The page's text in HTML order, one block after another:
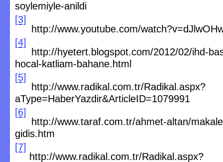
soylemiyle-anildi
[3]
http://www.youtube.com/
[4]
http://hyetert.blogspot.com/2012/02/ihd-
hocal-katliam-bahane.html
[5]
http://www.radikal.com.tr/Radikal.aspx?
aType=HaberYazdir&ArticleID=1079991
[6]
http://www.taraf.com.tr/ahmet-altan/
gidis.htm
[7]
http://www.radikal.com.tr/Radikal.aspx?